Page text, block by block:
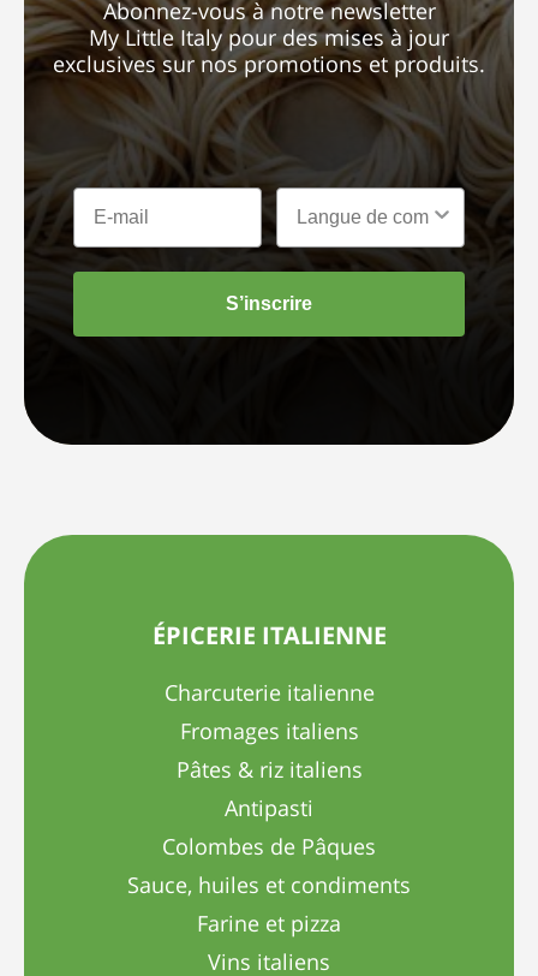
Abonnez-vous à notre newsletter
My Little Italy pour des mises à jour
exclusives sur nos promotions et produits.
S’inscrire
ÉPICERIE ITALIENNE
Charcuterie italienne
Fromages italiens
Pâtes & riz italiens
Antipasti
Colombes de Pâques
Sauce, huiles et condiments
Farine et pizza
Vins italiens